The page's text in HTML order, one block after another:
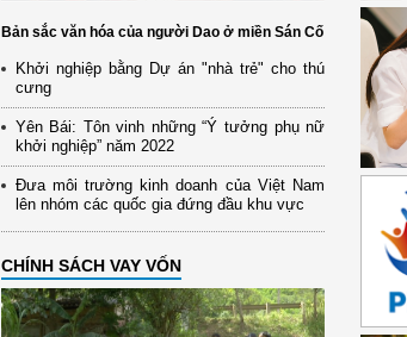
Bản sắc văn hóa của người Dao ở miền Sán Cố
Khởi nghiệp bằng Dự án "nhà trẻ" cho thú
cưng
Yên Bái: Tôn vinh những “Ý tưởng phụ nữ
khởi nghiệp” năm 2022
Đưa môi trường kinh doanh của Việt Nam
lên nhóm các quốc gia đứng đầu khu vực
CHÍNH SÁCH VAY VỐN